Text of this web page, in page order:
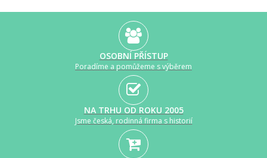
OSOBNÍ PŘÍSTUP
Poradíme a pomůžeme s výběrem
NA TRHU OD ROKU 2005
Jsme česká, rodinná firma s historií